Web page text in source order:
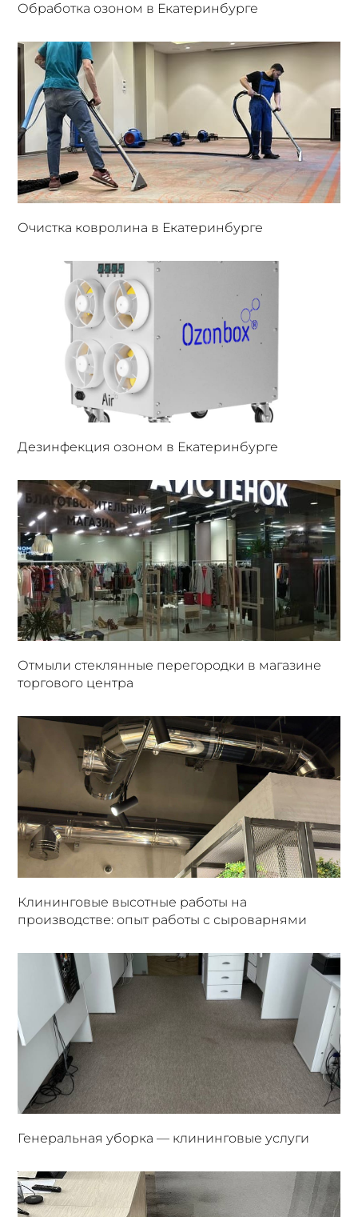
Обработка озоном в Екатеринбурге
Очистка ковролина в Екатеринбурге
Дезинфекция озоном в Екатеринбурге
Отмыли стеклянные перегородки в магазине
торгового центра
Клининговые высотные работы на
производстве: опыт работы с сыроварнями
Генеральная уборка — клининговые услуги